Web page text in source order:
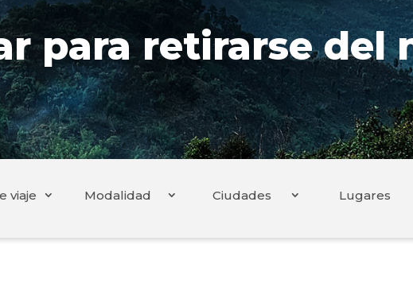
para retirarse del
viaje Modalidad Ciudades Lugares